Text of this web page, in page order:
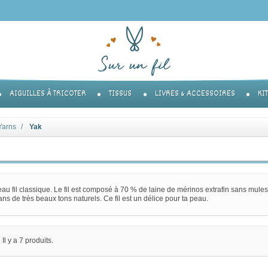
AIGUILLES À TRICOTER TISSUS LIVRES & ACCESSOIRES
Yak
fil classique. Le fil est composé à 70 % de laine de mérinos extrafin sans
de très beaux tons naturels. Ce fil est un délice pour ta peau.
Il y a 7 produits.